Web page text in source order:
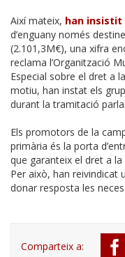
Així mateix, han insistit
d’enguany només
(2.101,3M€), una xifra
reclama l’Organització
Especial sobre el dret a
motiu, han instat els
durant la tramitació
Els promotors de la
primària és la porta
que garanteix el dret a la
Per això, han reivindicat
donar resposta les